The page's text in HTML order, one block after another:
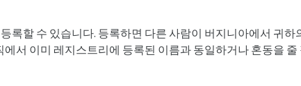
록할 수 있습니다. 등록하면 다른 사람이 버지니아에서 귀
서 이미 레지스트리에 등록된 이름과 동일하거나 혼동을